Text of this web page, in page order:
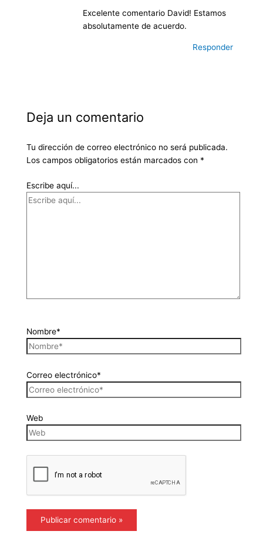
Excelente comentario David! Estamos
absolutamente de acuerdo.
Responder
Deja un comentario
Tu dirección de correo electrónico no será publicada.
Los campos obligatorios están marcados con *
Escribe aquí...
Nombre*
Correo electrónico*
Web